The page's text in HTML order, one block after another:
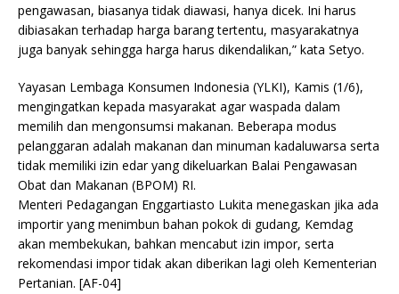
pengawasan, biasanya tidak diawasi, hanya dicek. Ini harus
dibiasakan terhadap harga barang tertentu, masyarakatnya
juga banyak sehingga harga harus dikendalikan,” kata Setyo.
Yayasan Lembaga Konsumen Indonesia (YLKI), Kamis (1/6),
mengingatkan kepada masyarakat agar waspada dalam
memilih dan mengonsumsi makanan. Beberapa modus
pelanggaran adalah makanan dan minuman kadaluwarsa serta
tidak memiliki izin edar yang dikeluarkan Balai Pengawasan
Obat dan Makanan (BPOM) RI.
Menteri Pedagangan Enggartiasto Lukita menegaskan jika ada
importir yang menimbun bahan pokok di gudang, Kemdag
akan membekukan, bahkan mencabut izin impor, serta
rekomendasi impor tidak akan diberikan lagi oleh Kementerian
Pertanian. [AF-04]